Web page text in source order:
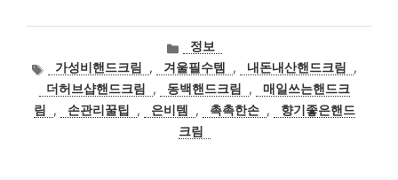
카
테
고
리
정보
태
그
가성비핸드크림 , 겨울필수템 , 내돈내산핸드크림
,
더허브샵핸드크림
, 동백핸드크림 ,
매일쓰는핸드크
림
, 손관리꿀팁 , 은비템 , 촉촉한손 ,
향기좋은핸드
크림